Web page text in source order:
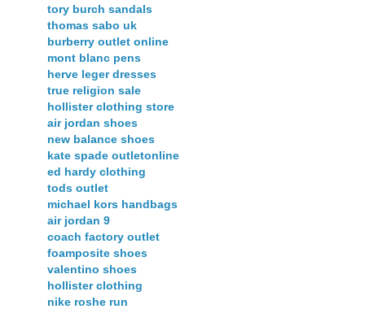
tory burch sandals
thomas sabo uk
burberry outlet online
mont blanc pens
herve leger dresses
true religion sale
hollister clothing store
air jordan shoes
new balance shoes
kate spade outletonline
ed hardy clothing
tods outlet
michael kors handbags
air jordan 9
coach factory outlet
foamposite shoes
valentino shoes
hollister clothing
nike roshe run